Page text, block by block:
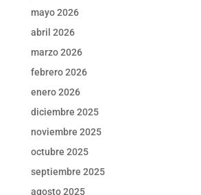
mayo 2026
abril 2026
marzo 2026
febrero 2026
enero 2026
diciembre 2025
noviembre 2025
octubre 2025
septiembre 2025
agosto 2025